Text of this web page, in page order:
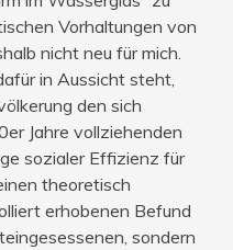
Vorhaltungen von
nicht neu für mich.
in Aussicht steht,
den sich
Jahre vollziehenden
sozialer Effizienz für
theoretisch
erhobenen Befund
sondern